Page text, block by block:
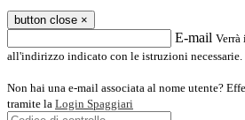
button close ×
E-mail Verrà
all'indirizzo indicato con le istruzioni necessarie.
Non hai una e-mail associata al nome utente?
tramite la Login Spaggiari